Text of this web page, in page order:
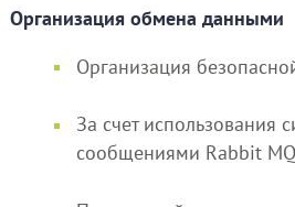
Организация обмена данными
Организация
За счет использования
сообщениями Rabbit